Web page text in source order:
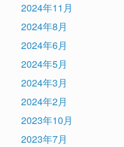
2024年11月
2024年8月
2024年6月
2024年5月
2024年3月
2024年2月
2023年10月
2023年7月